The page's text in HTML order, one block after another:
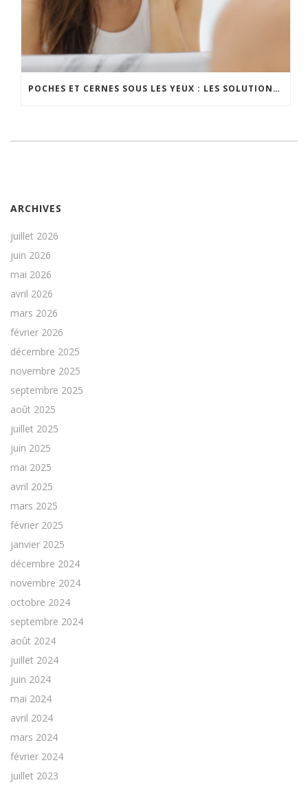
POCHES ET CERNES SOUS LES YEUX : LES SOLUTIONS EFFICACES
ARCHIVES
juillet 2026
juin 2026
mai 2026
avril 2026
mars 2026
février 2026
décembre 2025
novembre 2025
septembre 2025
août 2025
juillet 2025
juin 2025
mai 2025
avril 2025
mars 2025
février 2025
janvier 2025
décembre 2024
novembre 2024
octobre 2024
septembre 2024
août 2024
juillet 2024
juin 2024
mai 2024
avril 2024
mars 2024
février 2024
juillet 2023